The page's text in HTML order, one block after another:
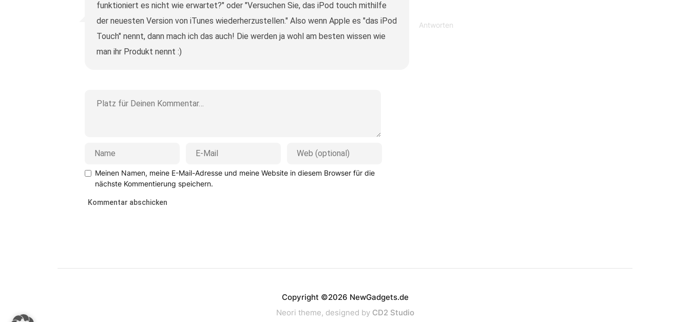
funktioniert es nicht wie erwartet?" oder "Versuchen Sie, das iPod touch mithilfe
der neuesten Version von iTunes wiederherzustellen." Also wenn Apple es "das iPod
Touch" nennt, dann mach ich das auch! Die werden ja wohl am besten wissen wie
man ihr Produkt nennt :)
Antworten
Meinen Namen, meine E-Mail-Adresse und meine Website in diesem Browser für die
nächste Kommentierung speichern.
Copyright ©2026 NewGadgets.de
Neori theme, designed by CD2 Studio